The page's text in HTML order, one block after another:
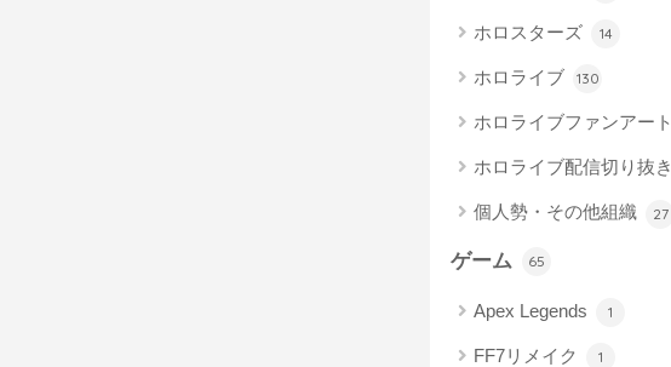
ホロスターズ 14
ホロライブ 130
ホロライブファンアート
ホロライブ配信切り抜き
個人勢・その他組織 27
ゲーム 65
Apex Legends 1
FF7リメイク 1